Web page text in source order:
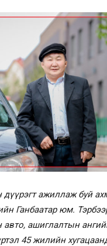
дүүрэгт ажиллаж буй
Ганбаатар юм.
авто, ашиглалтын
45 жилийн